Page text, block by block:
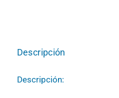
Descripción
Descripción: